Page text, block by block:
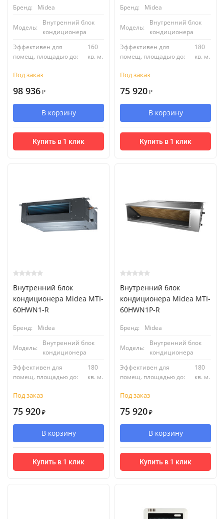
Бренд: Midea
Модель:
Внутренний блок
кондиционера
Эффективен для
помещ. площадью до:
160
кв. м.
Под заказ
98 936 ₽
В корзину
Купить в 1 клик
Бренд: Midea
Модель:
Внутренний блок
кондиционера
Эффективен для
помещ. площадью до:
180
кв. м.
Под заказ
75 920 ₽
В корзину
Купить в 1 клик
Внутренний блок
кондиционера Midea MTI-
60HWN1-R
Бренд: Midea
Модель:
Внутренний блок
кондиционера
Эффективен для
помещ. площадью до:
180
кв. м.
Под заказ
75 920 ₽
В корзину
Купить в 1 клик
Внутренний блок
кондиционера Midea MTI-
60HWN1P-R
Бренд: Midea
Модель:
Внутренний блок
кондиционера
Эффективен для
помещ. площадью до:
180
кв. м.
Под заказ
75 920 ₽
В корзину
Купить в 1 клик